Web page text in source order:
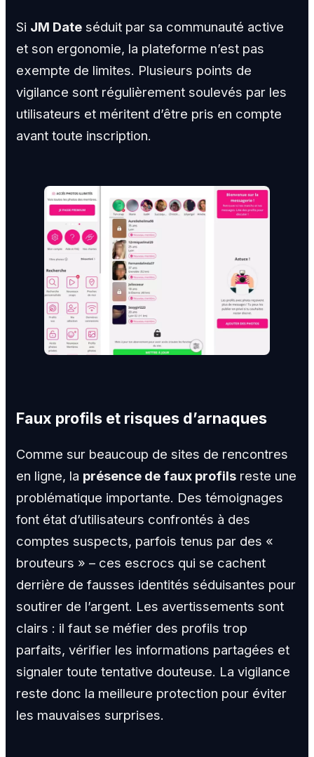
Si JM Date séduit par sa communauté active
et son ergonomie, la plateforme n’est pas
exempte de limites. Plusieurs points de
vigilance sont régulièrement soulevés par les
utilisateurs et méritent d’être pris en compte
avant toute inscription.
Faux profils et risques d’arnaques
Comme sur beaucoup de sites de rencontres
en ligne, la présence de faux profils reste une
problématique importante. Des témoignages
font état d’utilisateurs confrontés à des
comptes suspects, parfois tenus par des «
brouteurs » – ces escrocs qui se cachent
derrière de fausses identités séduisantes pour
soutirer de l’argent. Les avertissements sont
clairs : il faut se méfier des profils trop
parfaits, vérifier les informations partagées et
signaler toute tentative douteuse. La vigilance
reste donc la meilleure protection pour éviter
les mauvaises surprises.